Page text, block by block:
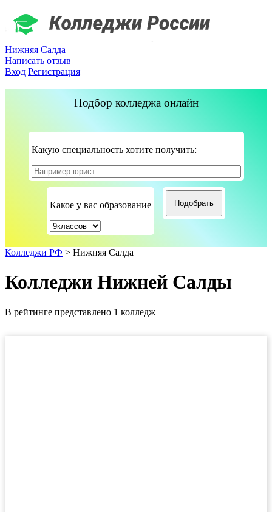
Нижняя Салда
Написать отзыв
Вход Регистрация
Подбор колледжа онлайн
Какую специальность хотите получить:
Какое у вас образование
Колледжи РФ > Нижняя Салда
Колледжи Нижней Салды
В рейтинге представлено 1 колледж